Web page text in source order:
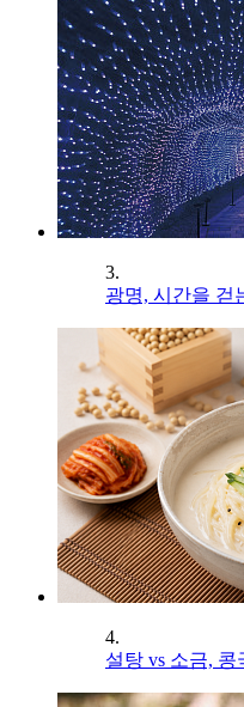
3.
광명, 시간을 걷
4.
설탕 vs 소금,